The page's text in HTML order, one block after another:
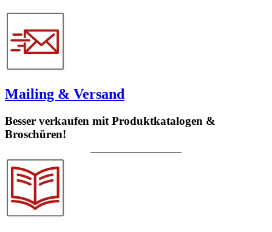
Mailing & Versand
Besser verkaufen mit Produktkatalogen &
Broschüren!